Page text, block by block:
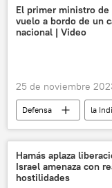
Ucrania
El primer ministro de
vuelo a bordo de un
nacional | Video
25 de noviembre
Defensa la
🛡️ Defensa viral
aviones de caza
Hamás aplaza
Israel amenaza con
hostilidades